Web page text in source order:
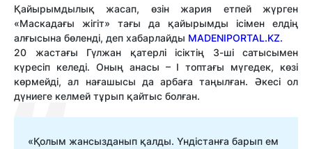
Қайырымдылық жасап, өзін жария етпей жүрген
«Маскадағы жігіт» тағы да қайырымды ісімен елдің
алғысына бөленді, деп хабарлайды MADENIPORTAL.KZ.
20 жастағы Гүлжан қатерлі ісіктің 3-ші сатысымен
күресіп келеді. Оның анасы – І топтағы мүгедек, көзі
көрмейді, ал нағашысы да арбаға таңылған. Әкесі ол
дүниеге келмей тұрып қайтыс болған.
«Қолым жансызданып қалды. Үндістанға барып ем